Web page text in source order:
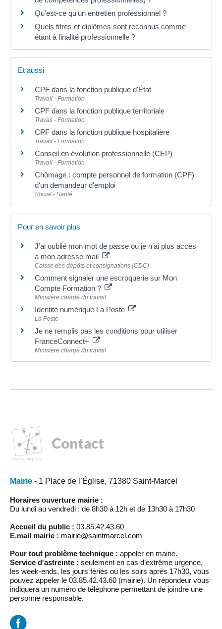
Qu'est-ce qu'un entretien professionnel ?
Quels titres et diplômes sont reconnus comme
étant à finalité professionnelle ?
Et aussi
CPF dans la fonction publique d'État
Travail - Formation
CPF dans la fonction publique territoriale
Travail - Formation
CPF dans la fonction publique hospitalière
Travail - Formation
Conseil en évolution professionnelle (CEP)
Travail - Formation
Chômage : compte personnel de formation (CPF)
d'un demandeur d'emploi
Social - Santé
Pour en savoir plus
J’ai oublié mon mot de passe ou je n’ai plus accès
à mon adresse mail
Caisse des dépôts et consignations (CDC)
Comment signaler une escroquerie sur Mon
Compte Formation ?
Ministère chargé du travail
Identité numérique La Poste
La Poste
Je ne remplis pas les conditions pour utiliser
FranceConnect+
Ministère chargé du travail
Contact
Mairie - 1 Place de l’Église, 71380 Saint-Marcel
Horaires ouverture mairie :
Du lundi au vendredi : de 8h30 à 12h et de 13h30 à 17h30
Accueil du public : 03.85.42.43.60
E.mail mairie : mairie@saintmarcel.com
Pour tout problème technique : appeler en mairie.
Service d'astreinte : seulement en cas d’extrême urgence,
les week-ends, les jours fériés ou les soirs après 17h30, vous
pouvez appeler le 03.85.42.43.60 (mairie). Un répondeur vous
indiquera un numéro de téléphone permettant de joindre une
personne responsable.